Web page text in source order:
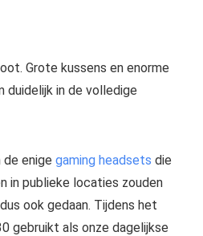
Grote kussens en enorme
duidelijk in de volledige
enige gaming headsets die
in publieke locaties zouden
ook gedaan. Tijdens het
gebruikt als onze dagelijkse